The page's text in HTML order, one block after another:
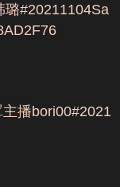
璐#20211104Sa
播bori00#2021